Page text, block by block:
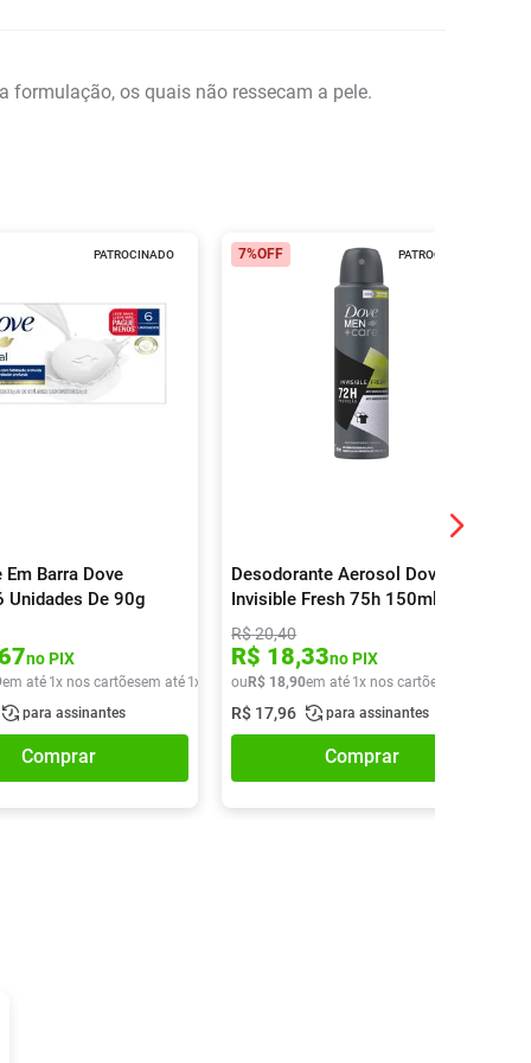
formulação, os quais não ressecam a pele.
PATROCINADO
Em Barra Dove
Unidades De 90g
no PIX
em até 1x nos cartõesem até 1x de R$ 27,49
para assinantes
Comprar
PATROCINADO
7%OFF
Desodorante Aerosol Dove Men
Invisible Fresh 75h 150ml
R$20,40
R$ 18,33no PIX
ou R$ 18,90em até 1x nos cartões
R$ 17,96 para assinantes
Comprar